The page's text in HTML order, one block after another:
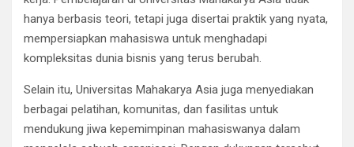
hanya berbasis teori, tetapi juga disertai praktik yang nyata,
mempersiapkan mahasiswa untuk menghadapi
kompleksitas dunia bisnis yang terus berubah.
Selain itu, Universitas Mahakarya Asia juga menyediakan
berbagai pelatihan, komunitas, dan fasilitas untuk
mendukung jiwa kepemimpinan mahasiswanya dalam